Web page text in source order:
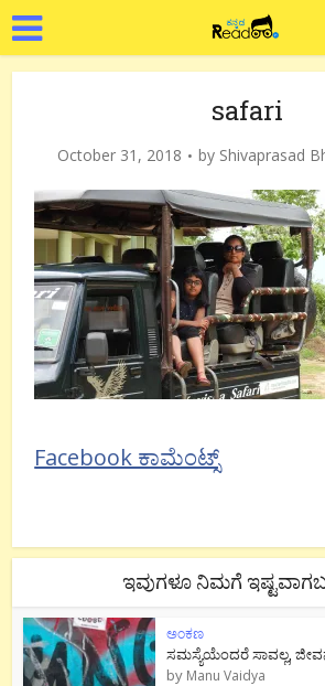
safari
October 31, 2018 by Shivaprasad
Facebook ಕಾಮೆಂಟ್ಸ್
ಇವುಗಳೂ ನಿಮಗೆ
ಅಂಕಣ
ಸಮಸ್ಯೆಯೆಂದರೆ ಸಾವಲ್ಲ,
by Manu Vaidya